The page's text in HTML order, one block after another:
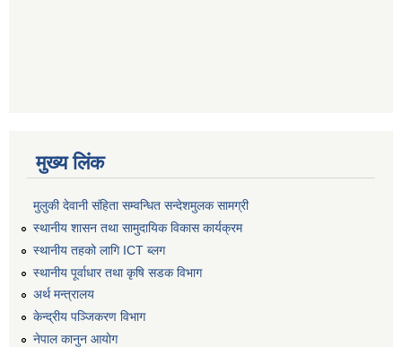
मुख्य लिंक
मुलुकी देवानी संहिता सम्वन्धित सन्देशमुलक सामग्री
स्थानीय शासन तथा सामुदायिक विकास कार्यक्रम
स्थानीय तहको लागि ICT ब्लग
स्थानीय पूर्वाधार तथा कृषि सडक विभाग
अर्थ मन्त्रालय
केन्द्रीय पञ्जिकरण विभाग
नेपाल कानुन आयोग